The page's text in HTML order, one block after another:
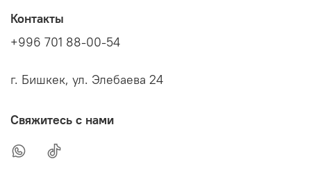
Контакты
+996 701 88-00-54
г. Бишкек, ул. Элебаева 24
Свяжитесь с нами